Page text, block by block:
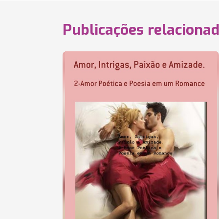
Publicações